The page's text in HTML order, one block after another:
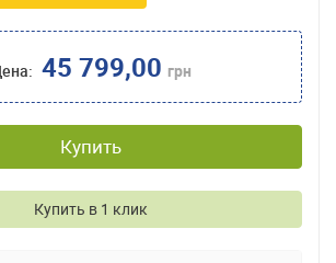
45 799,00 грн
Купить
Купить в 1 клик